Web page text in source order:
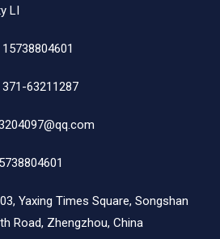
LI
63211287
Yaxing Times Square, Songshan
Road, Zhengzhou, China